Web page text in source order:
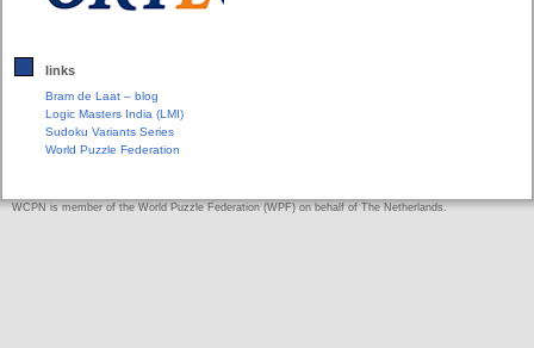
links
Bram de Laat – blog
Logic Masters India (LMI)
Sudoku Variants Series
World Puzzle Federation
WCPN is member of the World Puzzle Federation (WPF) on behalf of The Netherlands.